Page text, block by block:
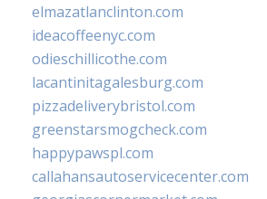
elmazatlanclinton.com
ideacoffeenyc.com
odieschillicothe.com
lacantinitagalesburg.com
pizzadeliverybristol.com
greenstarsmogcheck.com
happypawspl.com
callahansautoservicecenter.com